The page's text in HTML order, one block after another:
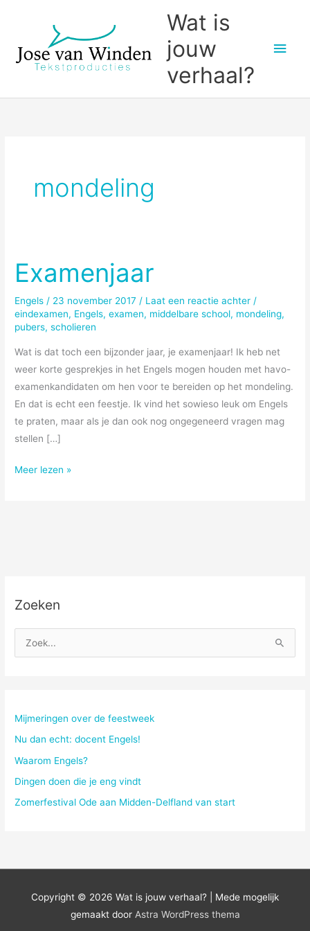
inhoud
Wat is
jouw
verhaal?
mondeling
Examenjaar
Engels / 23 november 2017 / Laat een reactie achter /
eindexamen, Engels,examen, middelbare school, mondeling,
pubers,scholieren
Wat is dat toch een bijzonder jaar, je examenjaar! Ik heb net
weer korte gesprekjes in het Engels mogen houden met havo-
examenkandidaten om hen voor te bereiden op het mondeling.
En dat is echt een feestje. Ik vind het sowieso leuk om Engels
te praten, maar als je dan ook nog ongegeneerd vragen mag
stellen […]
Examenjaar
Meer lezen »
Zoeken
o
r
:
Mijmeringen over de feestweek
Nu dan echt: docent Engels!
Waarom Engels?
Dingen doen die je eng vindt
Zomerfestival Ode aan Midden-Delfland van start
Copyright © 2026 Wat is jouw verhaal? | Mede mogelijk
gemaakt door Astra WordPress thema